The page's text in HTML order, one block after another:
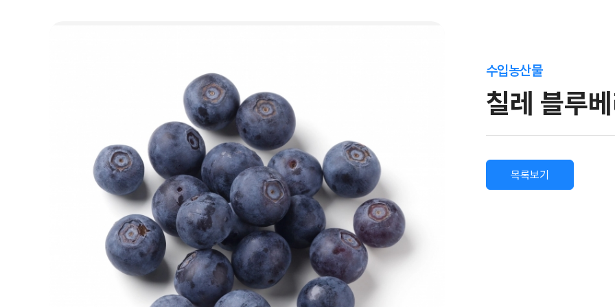
수입농산물
칠레 블루
목록보기